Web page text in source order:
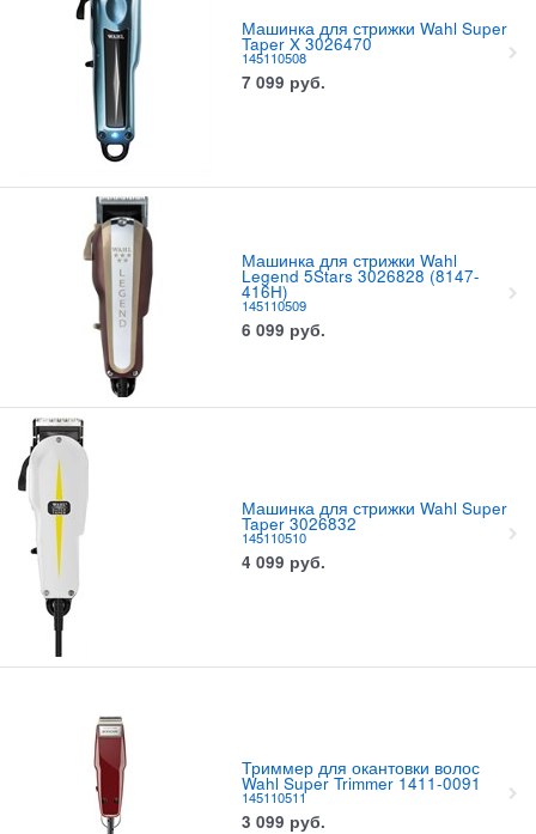
Машинка для стрижки Wahl Super
Taper X 3026470
145110508
7 099 руб.
Машинка для стрижки Wahl
Legend 5Stars 3026828 (8147-
416H)
145110509
6 099 руб.
Машинка для стрижки Wahl Super
Taper 3026832
145110510
4 099 руб.
Триммер для окантовки волос
Wahl Super Trimmer 1411-0091
145110511
3 099 руб.